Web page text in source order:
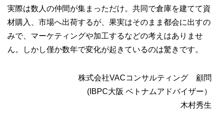
実際は数人の仲間が集まっただけ。共同で倉庫を建てて資
材購入、市場へ出荷するが、果実はそのまま都会に出すの
みで、マーケティングや加工するなどの考えはありませ
ん。しかし僅か数年で変化が起きているのは驚きです。
株式会社VACコンサルティング 顧問
(IBPC大阪 ベトナムアドバイザー）
木村秀生